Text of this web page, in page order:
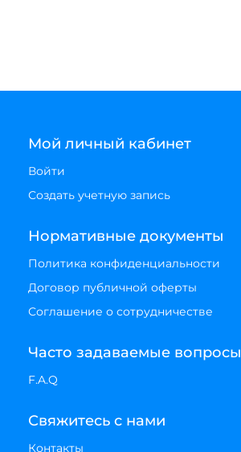
Мой личный кабинет
Войти
Создать учетную запись
Нормативные документы
Политика конфиденциальности
Договор публичной оферты
Соглашение о сотрудничестве
Часто задаваемые вопросы
F.A.Q
Свяжитесь с нами
Контакты